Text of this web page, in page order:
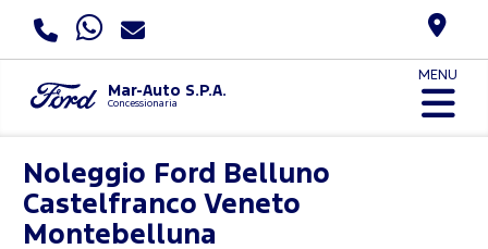
Mar-Auto S.P.A.
Concessionaria
MENU
Noleggio Ford
Belluno
Castelfranco Veneto
Montebelluna